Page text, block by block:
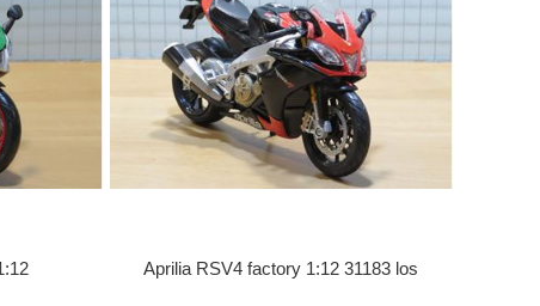
Aprilia RSV4 factory 1:12 31183 los